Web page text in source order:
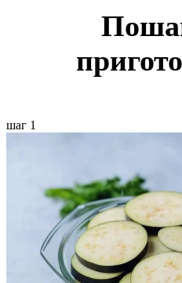
шаг 1